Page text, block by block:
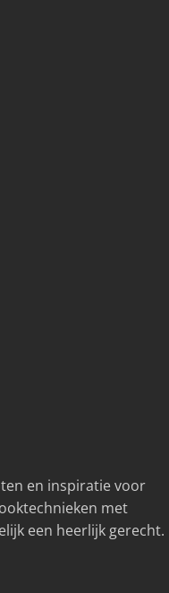
en inspiratie voor
met
een heerlijk gerecht.